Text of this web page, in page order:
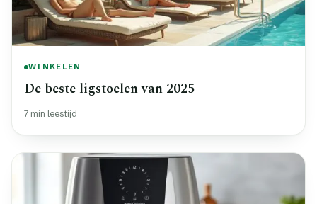
WINKELEN
De beste ligstoelen van 2025
7 min leestijd